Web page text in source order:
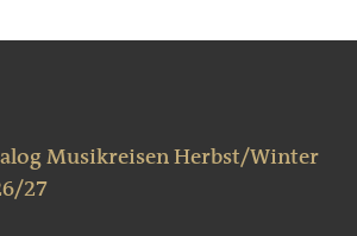
Musikreisen Herbst/Winter
27